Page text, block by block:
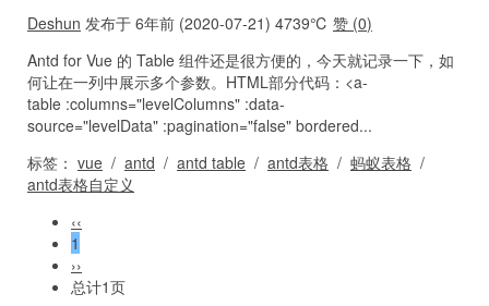
Deshun 发布于 6年前 (2020-07-21) 4739℃ 赞 (0)
Antd for Vue 的 Table 组件还是很方便的，今天就记录一下，如
何让在一列中展示多个参数。HTML部分代码：<a-
table :columns="levelColumns" :data-
source="levelData" :pagination="false" bordered...
标签： vue / antd / antd table / antd表格 / 蚂蚁表格 /
antd表格自定义
‹‹
1
››
总计1页